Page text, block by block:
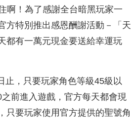
啊！為了感謝全台暗黑玩家一
方特別推出感恩酬謝活動－「天
都有一萬元現金要送給幸運玩
止，只要玩家角色等級45級以
前進入遊戲，官方每天都會現
只要玩家使用官方提供的聖號角